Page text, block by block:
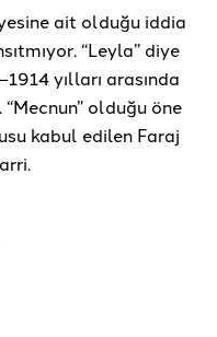
ait olduğu iddia
“Leyla” diye
yılları arasında
olduğu öne
kabul edilen Faraj